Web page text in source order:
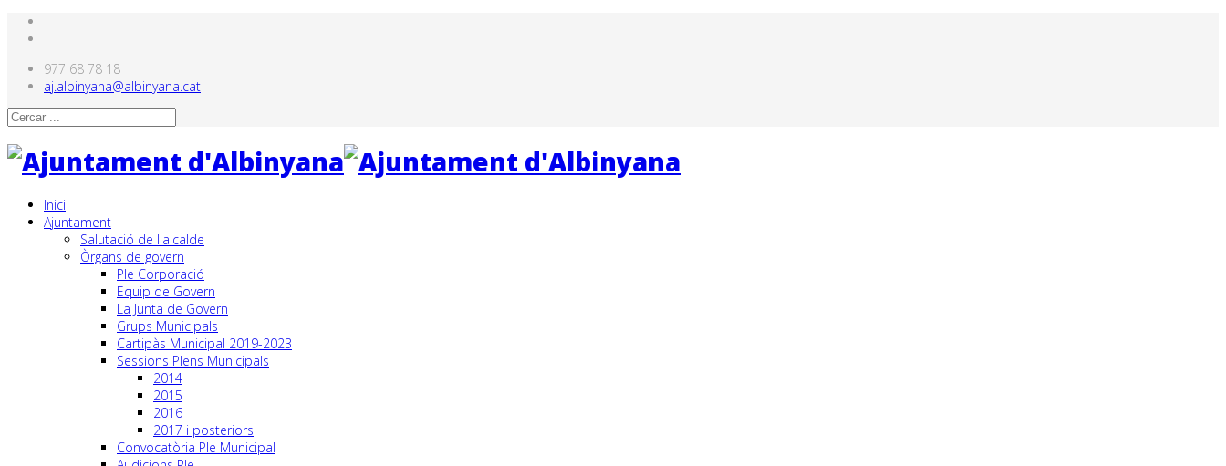
977 68 78 18
aj.albinyana@albinyana.cat
Inici
Ajuntament
Salutació de l'alcalde
Òrgans de govern
Ple Corporació
Equip de Govern
La Junta de Govern
Grups Municipals
Cartipàs Municipal 2019-2023
Sessions Plens Municipals
2014
2015
2016
2017 i posteriors
Convocatòria Ple Municipal